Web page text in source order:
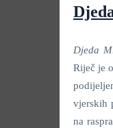
Djeda
Riječ je
vjerskih
na